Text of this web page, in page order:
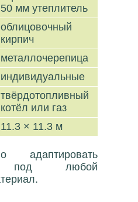
50 мм утеплитель
облицовочный
кирпич
металлочерепица
индивидуальные
твёрдотопливный
котёл или газ
11.3 × 11.3 м
адаптировать
под любой